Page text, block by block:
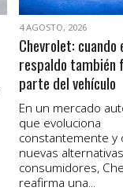
4 AGOSTO, 2026
Chevrolet: cuando
respaldo también
parte del vehículo
En un mercado
que evoluciona
constantemente y
nuevas
consumidores,
reafirma una...